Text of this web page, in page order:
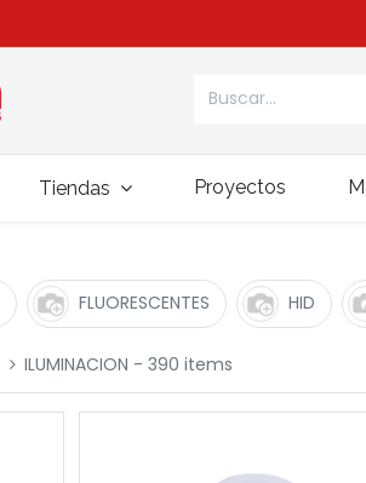
Tiendas Proyectos
FLUORESCENTES HID
ILUMINACION - 390 items